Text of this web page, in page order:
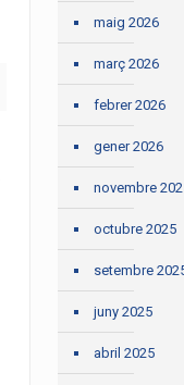
maig 2026
març 2026
febrer 2026
gener 2026
novembre
octubre 2025
setembre
juny 2025
abril 2025